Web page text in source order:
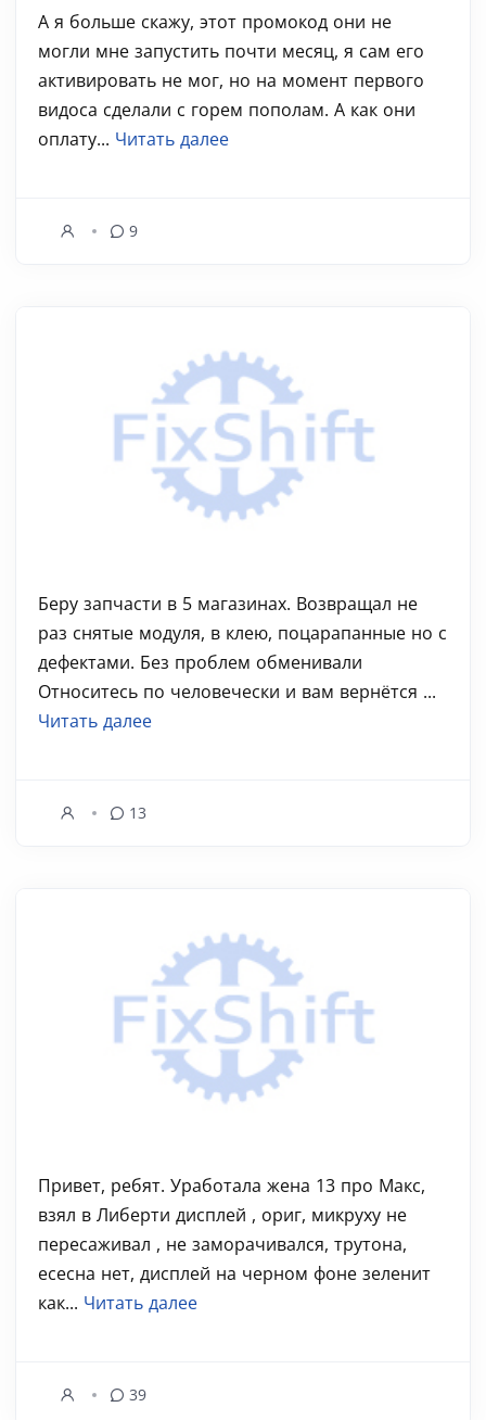
А я больше скажу, этот промокод они не
могли мне запустить почти месяц, я сам его
активировать не мог, но на момент первого
видоса сделали с горем пополам. А как они
оплату... Читать далее
9
Беру запчасти в 5 магазинах. Возвращал не
раз снятые модуля, в клею, поцарапанные но с
дефектами. Без проблем обменивали
Относитесь по человечески и вам вернётся ...
Читать далее
13
Привет, ребят. Уработала жена 13 про Макс,
взял в Либерти дисплей , ориг, микруху не
пересаживал , не заморачивался, трутона,
есесна нет, дисплей на черном фоне зеленит
как... Читать далее
39